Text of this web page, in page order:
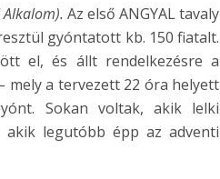
Az első ANGYAL tavaly
gyóntatott kb. 150 fiatalt.
el, és állt rendelkezésre a
mely a tervezett 22 óra helyett
Sokan voltak, akik lelki
legutóbb épp az adventi